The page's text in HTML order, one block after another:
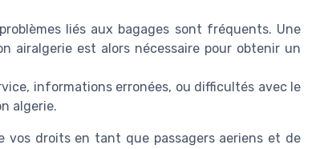
liés aux bagages sont fréquents. Une
airalgerie est alors nécessaire pour obtenir un
informations erronées, ou difficultés avec le
algerie.
droits en tant que passagers aeriens et de